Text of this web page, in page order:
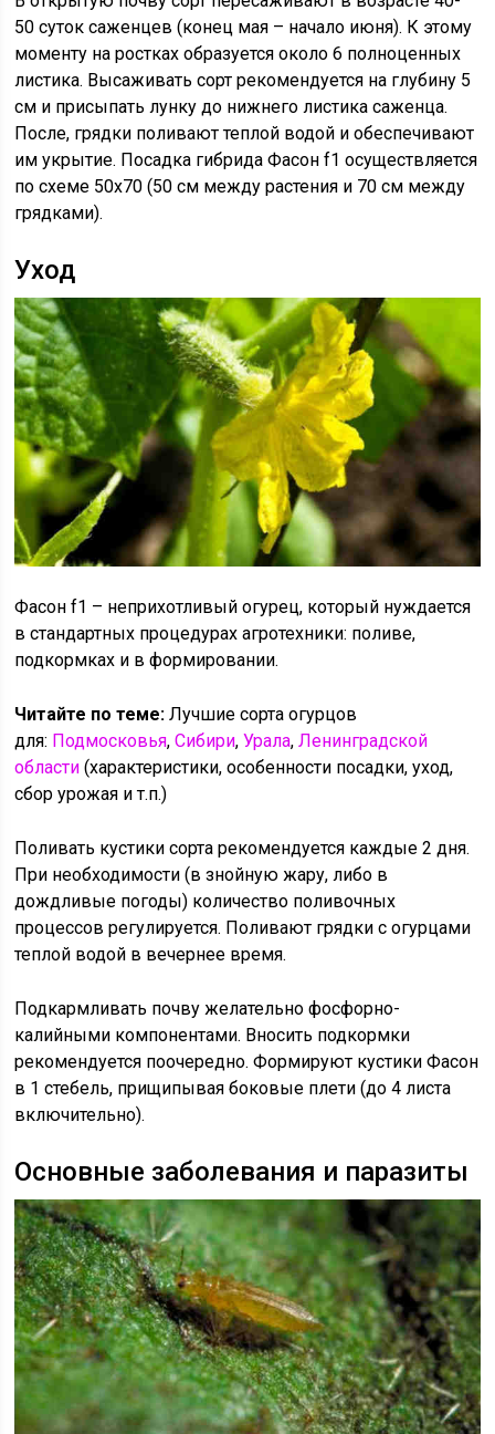
50 суток саженцев (конец мая – начало июня). К этому
моменту на ростках образуется около 6 полноценных
листика. Высаживать сорт рекомендуется на глубину 5
см и присыпать лунку до нижнего листика саженца.
После, грядки поливают теплой водой и обеспечивают
им укрытие. Посадка гибрида Фасон f1 осуществляется
по схеме 50х70 (50 см между растения и 70 см между
грядками).
Уход
Фасон f1 – неприхотливый огурец, который нуждается
в стандартных процедурах агротехники: поливе,
подкормках и в формировании.
Читайте по теме:Лучшие сорта огурцов
для: Подмосковья,Сибири,Урала,Ленинградской
области (характеристики, особенности посадки, уход,
сбор урожая и т.п.)
Поливать кустики сорта рекомендуется каждые 2 дня.
При необходимости (в знойную жару, либо в
дождливые погоды) количество поливочных
процессов регулируется. Поливают грядки с огурцами
теплой водой в вечернее время.
Подкармливать почву желательно фосфорно-
калийными компонентами. Вносить подкормки
рекомендуется поочередно. Формируют кустики Фасон
в 1 стебель, прищипывая боковые плети (до 4 листа
включительно).
Основные заболевания и паразиты